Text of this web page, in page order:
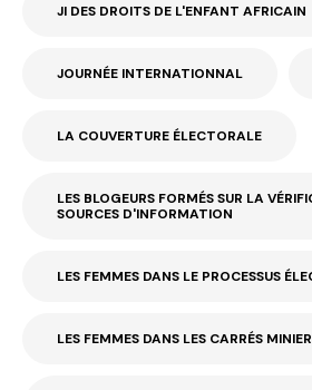
JI DES DROITS DE L'ENFANT AFRICAIN
JOURNÉE INTERNATIONNAL
LA COUVERTURE ÉLECTORALE
LES BLOGEURS FORMÉS SUR LA
SOURCES D'INFORMATION
LES FEMMES DANS LE PROCESSUS
LES FEMMES DANS LES CARRÉS